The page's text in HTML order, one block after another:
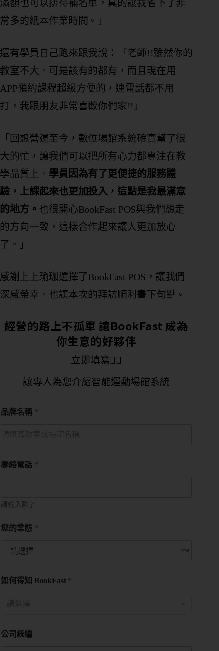
滿額也可以排待補名單，真的讓我省下了非
常多的紙本作業時間。」
還有學員自己跑來跟我說：「老師!!雖然你的
教室不大，可是該有的都有，而且現在用
APP預約課程超級方便的，連電話都不用
打，我跟朋友非常喜歡你們家!!」
「回想營運至今，數位場館系統確實幫了很
大的忙，讓我們可以把所有心力都專注在教
學品質上， 學員因為有了更便捷的服務體
驗，上課起來也更加投入，這點是我最滿意
的地方。 也很開心BookFast POS與我們想走
的方向一致，這樣合作起來讓人更加放心
了。」
感謝上上瑜珈選擇了BookFast POS，讓我們
深感榮幸，也讓本次的拜訪順利畫下句點。
經營的路上不孤單 讓BookFast 成為
你生意的好夥伴
立即填寫👇🏻
讓專人為您介紹智能運動場館系統
品牌名稱 *
聯絡電話 *
請輸入數字
您的業態 *
如何得知 BookFast *
公司統編